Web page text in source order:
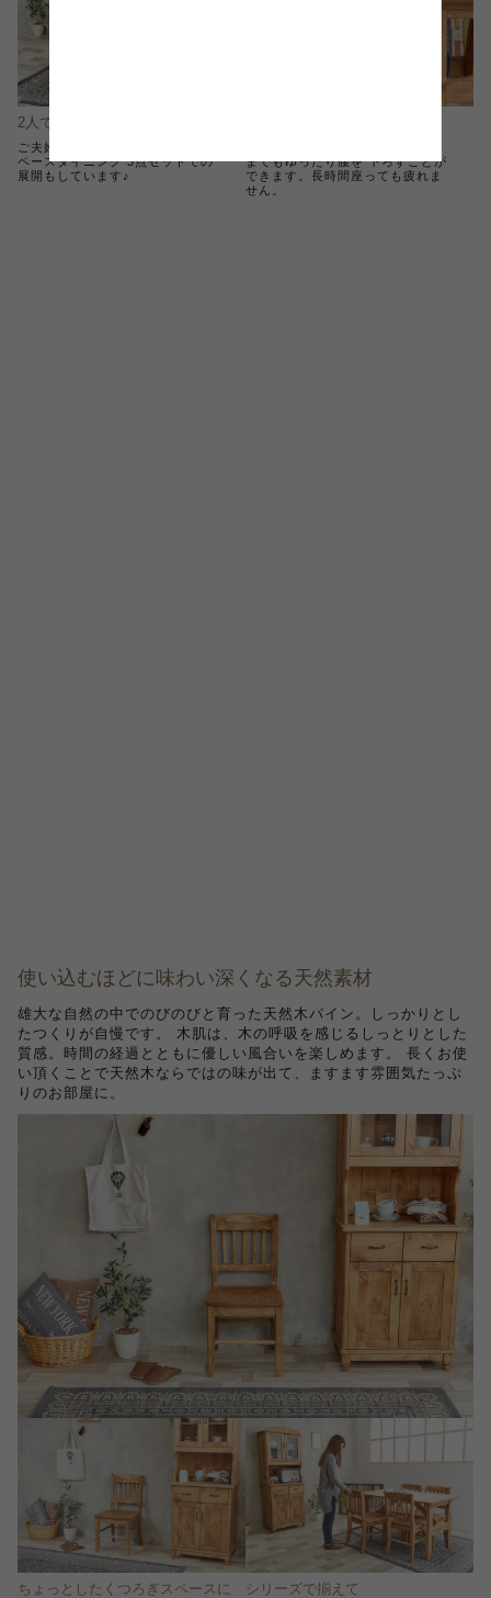
2人で使える3点セットも
ご夫婦で使うのにピッタリな省ス
ペースダイニング 3点セットでの
展開もしています♪
までもゆったり腰を 下ろすことが
できます。長時間座っても疲れま
せん。
使い込むほどに味わい深くなる天然素材
雄大な自然の中でのびのびと育った天然木パイン。しっかりとし
たつくりが自慢です。 木肌は、木の呼吸を感じるしっとりとした
質感。時間の経過とともに優しい風合いを楽しめます。 長くお使
い頂くことで天然木ならではの味が出て、ますます雰囲気たっぷ
りのお部屋に。
ちょっとしたくつろぎスペースに シリーズで揃えて